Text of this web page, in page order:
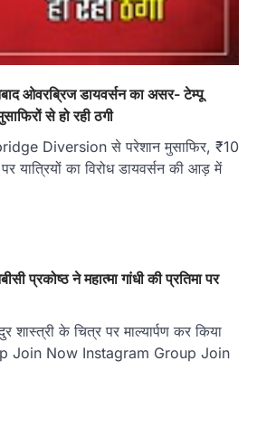
ओवरब्रिज डायवर्सन का असर- टेम्पू
से हो रही ठगी
Diversion से परेशान मुसाफिर, ₹10
यात्रियों का विरोध डायवर्सन की आड़ में
प्रकोष्ठ ने महात्मा गांधी की प्रतिमा पर
शास्त्री के चित्र पर माल्यार्पण कर किया
Join Now Instagram Group Join